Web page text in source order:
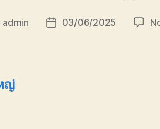
admin
Post03/06/2025
ญ่